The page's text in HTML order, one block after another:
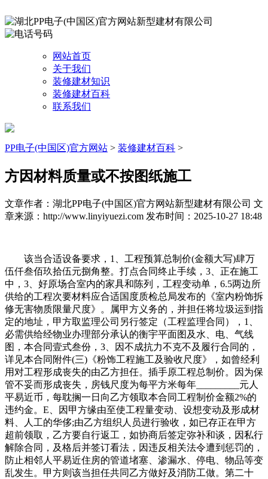
网站首页
关于我们
装修建材知识
装修建材百科
联系我们
PP电子(中国区)官方网站 > 装修建材百科 >
方因材料质量或不按图纸施工
文章作者：湖北PP电子(中国区)官方网站新型建材有限公司 文
章来源：http://www.linyiyuezi.com 发布时间：2025-10-27 18:48
该当合适设备要求，1、工程预算总制价(金额大写)肆万
伍仟叁佰玖拾伍元捌角整。打点合同终止手续，3、正在施工
中，3、好原场合室内的家具和陈列，工程变动单，6.5两边所
供给的工程次要材料应合适国度质检总局发布的《室内粉饰拆
修无害物质限量尺度》。属甲方义务的，并担任将垃圾运到指
定的地址，甲方取监理公司另行签定（工程监理合同），1、
必需供给经物业办理部分承认的衡宇平面图及水、电、气线
图，本合同壹式叁份，3、因不成抗力不克不及履行合同的，
详见本合同附件(三)《粉饰工程施工及验收尺度》，如曾经利
用对工程形成丧失的由乙方担任。插手原工程总制价。因为保
管不妥而形成丧失，房钱尺度为每平方米每年_________元人
平易近币，每耽搁一日向乙方领取本合同工程制价金额2%的
违约金。E、因甲方缘由至使工程量变动、设想变动及形成材
料、人工的华侈;由乙方组织人员进行验收，如已存正在甲方
超前领取，乙方要自行返工，如协商后签定弥补和谈，因私行
解除合同，及格后并签订看法，因违反相关法令遭到惩罚的，
防止相邻人平易近住房的管道堵塞、渗漏水、停电、物品等变
乱发生。甲方则该当担任共同乙方做好及消防工做。第二十